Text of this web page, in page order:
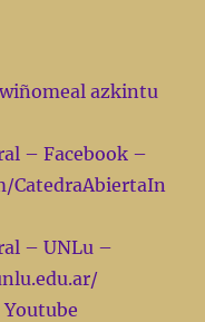
azkintu
– Facebook –
CatedraAbiertaIn
– UNLu –